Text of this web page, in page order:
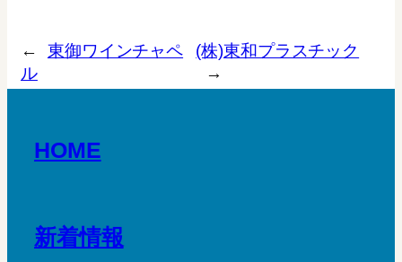
←
東御ワインチャペ
ル
(株)東和プラスチック
→
HOME
新着情報